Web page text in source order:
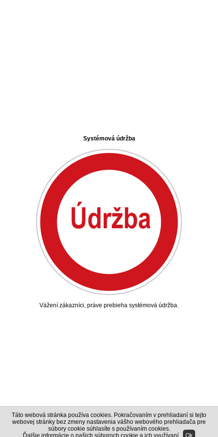
Systémová údržba
Vážení zákazníci, práve prebieha systémová údržba.
Táto webová stránka používa cookies. Pokračovaním v prehliadaní si tejto
webovej stránky bez zmeny nastavenia vášho webového prehliadača pre
súbory cookie súhlasíte s používaním cookies.
Ďalšie informácie o našich súboroch cookie a ich využívaní
Ok